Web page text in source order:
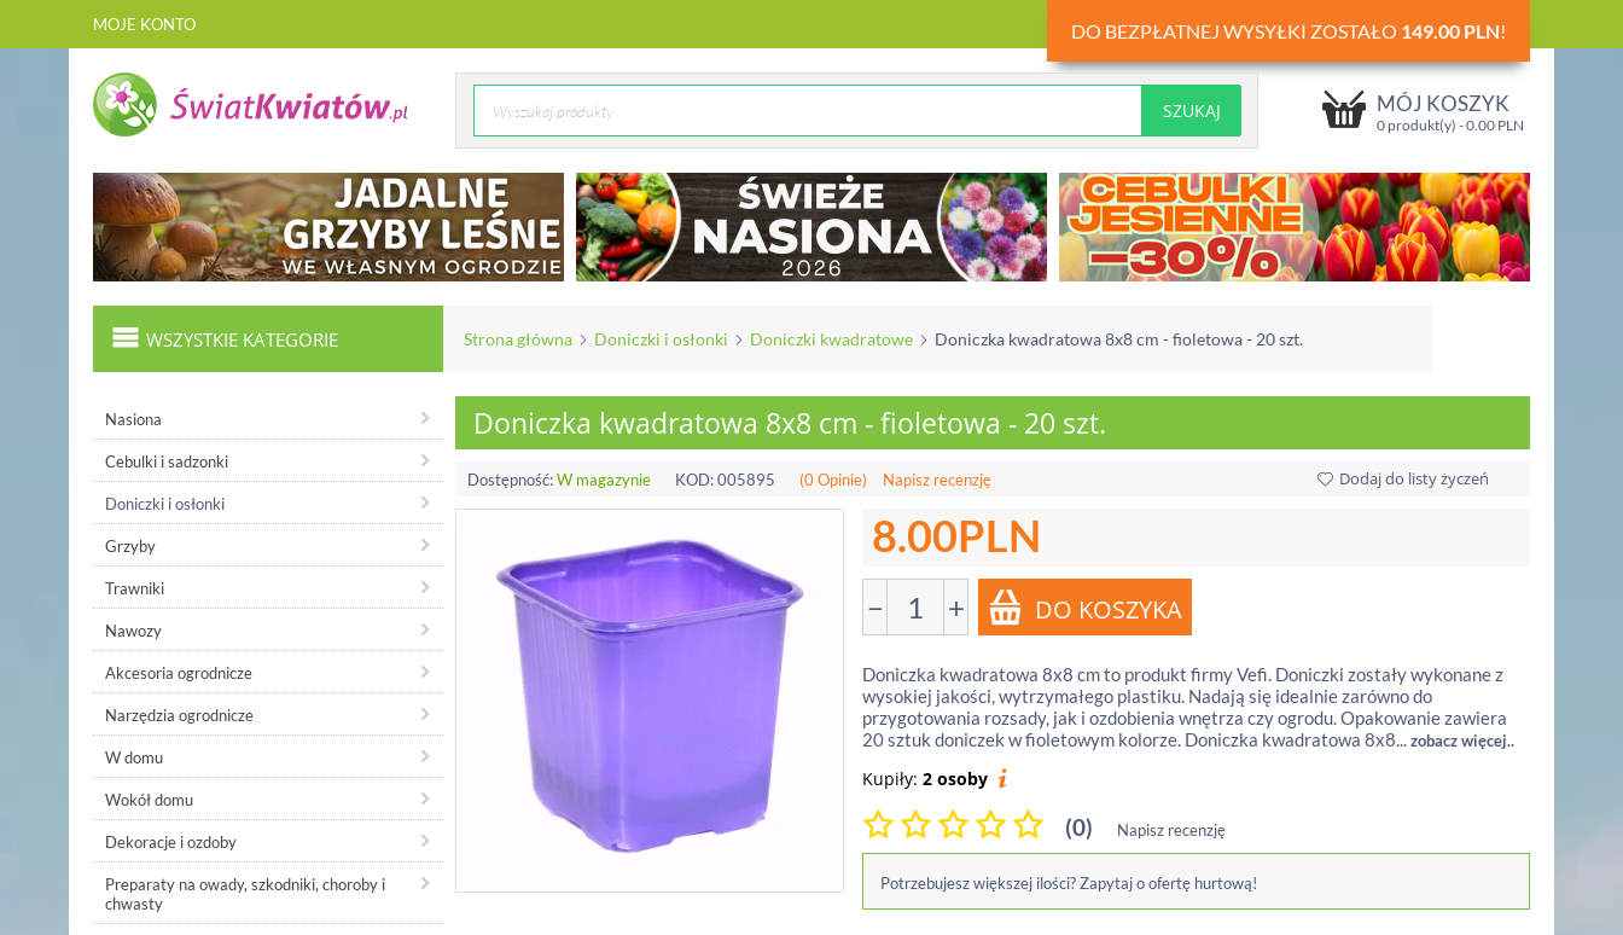
MOJE KONTO DO BEZPŁATNEJ WYSYŁKI ZOSTAŁO 149.00 PLN!
MÓJ KOSZYK
0 produkt(y) -0.00 PLN
WSZYSTKIE KATEGORIE Strona główna Doniczki i osłonki Doniczki kwadratowe Doniczka kwadratowa 8x8 cm - fioletowa - 20 szt.
Nasiona
Cebulki i sadzonki
Doniczki i osłonki
Grzyby
Trawniki
Nawozy
Akcesoria ogrodnicze
Narzędzia ogrodnicze
W domu
Wokół domu
Dekoracje i ozdoby
Preparaty na owady, szkodniki, choroby i
chwasty
Doniczka kwadratowa 8x8 cm - fioletowa - 20 szt.
Dostępność:W magazynie KOD:005895 (0 Opinie) Napisz recenzję Dodaj do listy życzeń
8.00PLN
− +
Doniczka kwadratowa 8x8 cm to produkt firmy Vefi. Doniczki zostały wykonane z
wysokiej jakości, wytrzymałego plastiku. Nadają się idealnie zarówno do
przygotowania rozsady, jak i ozdobienia wnętrza czy ogrodu. Opakowanie zawiera
20 sztuk doniczek w fioletowym kolorze. Doniczka kwadratowa 8x8...zobacz więcej..
Kupiły: 2 osoby
(0) Napisz recenzję
Potrzebujesz większej ilości? Zapytaj o ofertę hurtową!